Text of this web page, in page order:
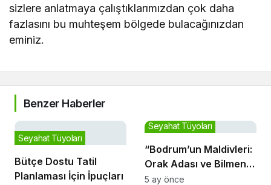
sizlere anlatmaya çalıştıklarımızdan çok daha
fazlasını bu muhteşem bölgede bulacağınızdan
eminiz.
Benzer Haberler
Bütçe Dostu Tatil
Planlaması İçin İpuçları
Seyahat Tüyoları
“Bodrum’un Maldivleri:
Orak Adası ve Bilmeniz
Gerekenler”
Seyahat Tüyoları
5 ay önce